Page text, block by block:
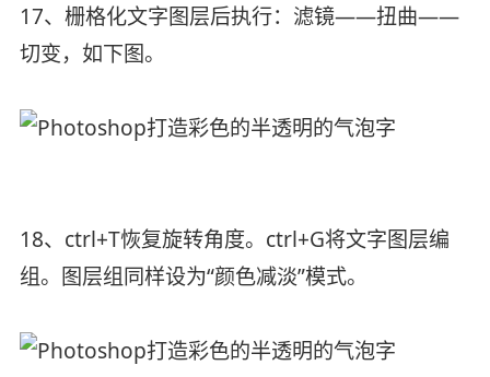
17、栅格化文字图层后执行：滤镜——扭曲——
切变，如下图。
18、ctrl+T恢复旋转角度。ctrl+G将文字图层编
组。图层组同样设为“颜色减淡”模式。